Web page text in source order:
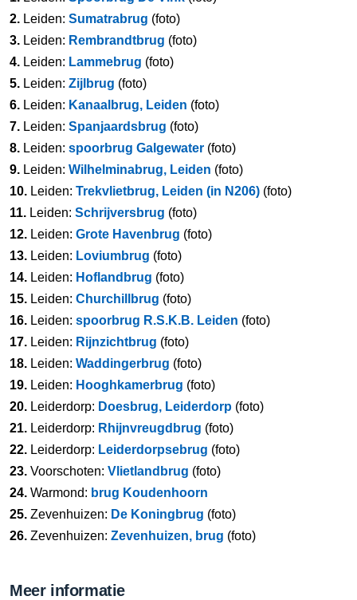
2. Leiden: Sumatrabrug (foto)
3. Leiden: Rembrandtbrug (foto)
4. Leiden: Lammebrug (foto)
5. Leiden: Zijlbrug (foto)
6. Leiden: Kanaalbrug, Leiden (foto)
7. Leiden: Spanjaardsbrug (foto)
8. Leiden: spoorbrug Galgewater (foto)
9. Leiden: Wilhelminabrug, Leiden (foto)
10. Leiden: Trekvlietbrug, Leiden (in N206) (foto)
11. Leiden: Schrijversbrug (foto)
12. Leiden: Grote Havenbrug (foto)
13. Leiden: Loviumbrug (foto)
14. Leiden: Hoflandbrug (foto)
15. Leiden: Churchillbrug (foto)
16. Leiden: spoorbrug R.S.K.B. Leiden (foto)
17. Leiden: Rijnzichtbrug (foto)
18. Leiden: Waddingerbrug (foto)
19. Leiden: Hooghkamerbrug (foto)
20. Leiderdorp: Doesbrug, Leiderdorp (foto)
21. Leiderdorp: Rhijnvreugdbrug (foto)
22. Leiderdorp: Leiderdorpsebrug (foto)
23. Voorschoten: Vlietlandbrug (foto)
24. Warmond: brug Koudenhoorn
25. Zevenhuizen: De Koningbrug (foto)
26. Zevenhuizen: Zevenhuizen, brug (foto)
Meer informatie